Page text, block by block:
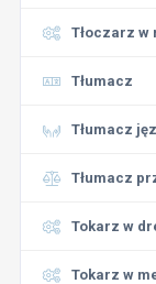
Tłoczarz w
Tłumacz
Tłumacz
Tłumacz
Tokarz w
Tokarz w